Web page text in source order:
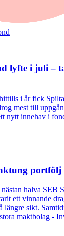
Heidari går nu
lyfte i juli –
i år fick
mest till
nytt innehav i
portfölj
halva SEB
ett vinnande
längre sikt.
maktbolag -